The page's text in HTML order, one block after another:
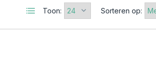
Toon: Sorteren op: